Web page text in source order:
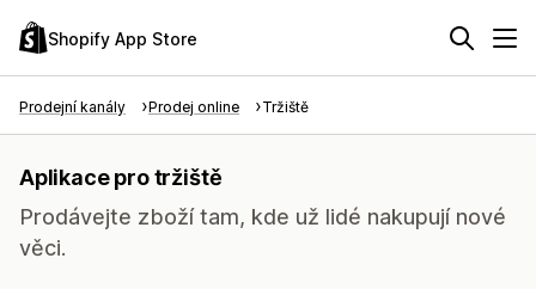
Shopify App Store
Prodejní kanály Prodej online Tržiště
Aplikace pro tržiště
Prodávejte zboží tam, kde už lidé nakupují nové
věci.